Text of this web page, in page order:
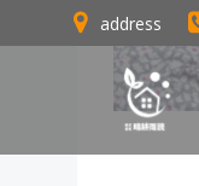
ン
へ
address